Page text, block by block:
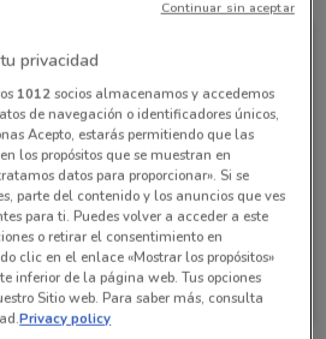
1.9 km
privacidad
1012socios almacenamos y accedemos
de navegación o identificadores únicos,
Acepto, estarás permitiendo que las
los propósitos que se muestran en
datos para proporcionar». Si se
parte del contenido y los anuncios que ves
para ti. Puedes volver a acceder a este
o retirar el consentimiento en
clic en el enlace «Mostrar los propósitos»
inferior de la página web. Tus opciones
Sitio web. Para saber más, consulta
Privacy policy
Continuar sin aceptar